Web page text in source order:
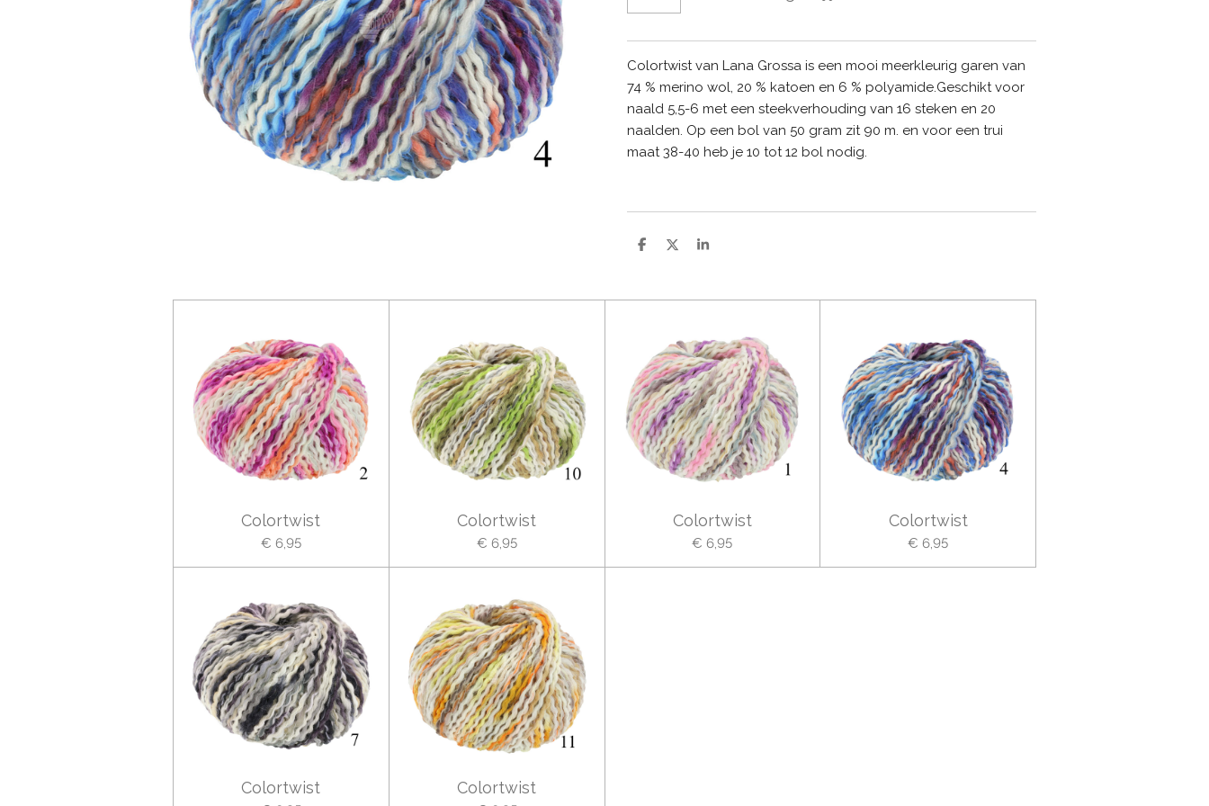
Colortwist van Lana Grossa is een mooi meerkleurig garen van
74 % merino wol, 20 % katoen en 6 % polyamide.Geschikt voor
naald 5,5-6 met een steekverhouding van 16 steken en 20
naalden. Op een bol van 50 gram zit 90 m. en voor een trui
maat 38-40 heb je 10 tot 12 bol nodig.
D
n
D
S
e
Colortwist
€ 6,95
Colortwist
€ 6,95
Colortwist
€ 6,95
Colortwist
€ 6,95
Colortwist Colortwist